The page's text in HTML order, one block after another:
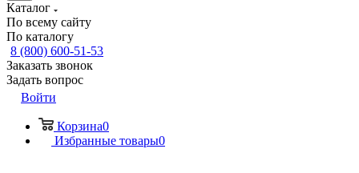
Каталог
По всему сайту
По каталогу
8 (800) 600-51-53
Заказать звонок
Задать вопрос
Войти
Корзина0
Избранные товары0